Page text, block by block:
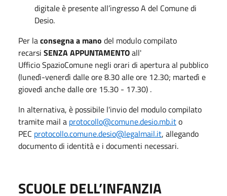
digitale è presente all’ingresso A del Comune di
Desio.
Per laconsegna a mano del modulo compilato
recarsi SENZA APPUNTAMENTOall'
Ufficio SpazioComune negli orari di apertura al pubblico
(lunedì-venerdì dalle ore 8.30 alle ore 12.30; martedì e
giovedì anche dalle ore 15.30 - 17.30) .
In alternativa, è possibile l'invio del modulo compilato
tramite mail a protocollo@comune.desio.mb.ito
PEC protocollo.comune.desio@legalmail.it, allegando
documento di identità e i documenti necessari.
SCUOLE DELL’INFANZIA